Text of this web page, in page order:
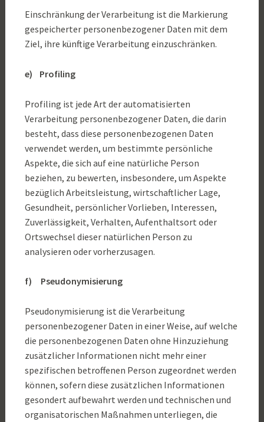
Einschränkung der Verarbeitung ist die Markierung
gespeicherter personenbezogener Daten mit dem
Ziel, ihre künftige Verarbeitung einzuschränken.
e) Profiling
Profiling ist jede Art der automatisierten
Verarbeitung personenbezogener Daten, die darin
besteht, dass diese personenbezogenen Daten
verwendet werden, um bestimmte persönliche
Aspekte, die sich auf eine natürliche Person
beziehen, zu bewerten, insbesondere, um Aspekte
bezüglich Arbeitsleistung, wirtschaftlicher Lage,
Gesundheit, persönlicher Vorlieben, Interessen,
Zuverlässigkeit, Verhalten, Aufenthaltsort oder
Ortswechsel dieser natürlichen Person zu
analysieren oder vorherzusagen.
f) Pseudonymisierung
Pseudonymisierung ist die Verarbeitung
personenbezogener Daten in einer Weise, auf welche
die personenbezogenen Daten ohne Hinzuziehung
zusätzlicher Informationen nicht mehr einer
spezifischen betroffenen Person zugeordnet werden
können, sofern diese zusätzlichen Informationen
gesondert aufbewahrt werden und technischen und
organisatorischen Maßnahmen unterliegen, die